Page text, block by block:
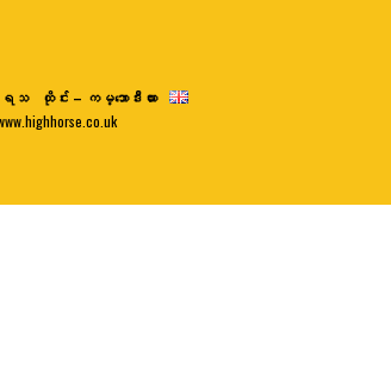
ရသ
ထိုင်း – ကမ္ဘောဒီးယား